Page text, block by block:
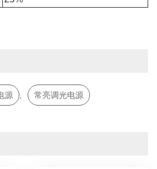
源 常亮调光电源